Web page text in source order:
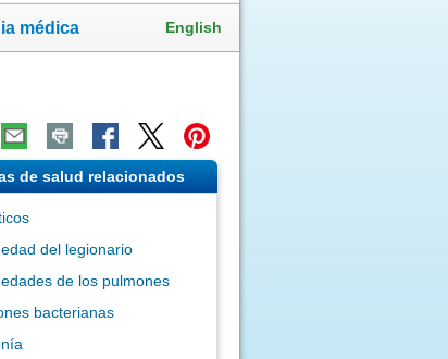
médica English
de salud relacionados
del legionario
de los pulmones
bacterianas